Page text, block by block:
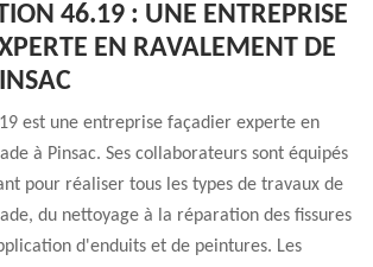
46.19 : UNE ENTREPRISE
EN RAVALEMENT DE
est une entreprise façadier experte en
à Pinsac. Ses collaborateurs sont équipés
pour réaliser tous les types de travaux de
du nettoyage à la réparation des fissures
d'enduits et de peintures. Les